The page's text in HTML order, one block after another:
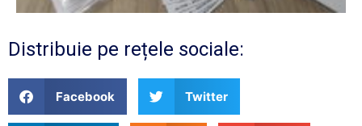
Distribuie pe rețele sociale:
Facebook Twitter